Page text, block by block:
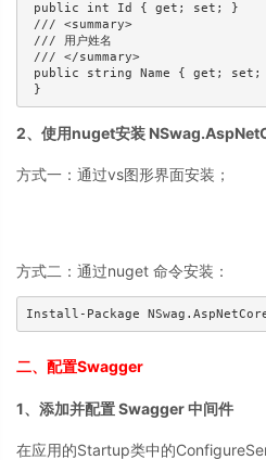
public int Id { get; set; }
/// <summary>
/// 用户姓名
/// </summary>
public string Name { get;
}
2、使用nuget安装
方式一：通过vs图形界面安装；
方式二：通过nuget 命令安装：
Install-Package
二、配置Swagger
1、添加并配置 Swagger 中间件
在应用的Startup类中的